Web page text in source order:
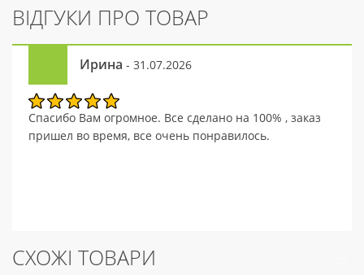
ВІДГУКИ ПРО ТОВАР
Ирина - 31.07.2026
Спасибо Вам огромное. Все сделано на 100% , заказ
пришел во время, все очень понравилось.
СХОЖІ ТОВАРИ